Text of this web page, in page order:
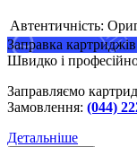
Автентичність:
Заправка картриджів
Швидко і
Заправляємо
Замовлення: (044)
Детальніше